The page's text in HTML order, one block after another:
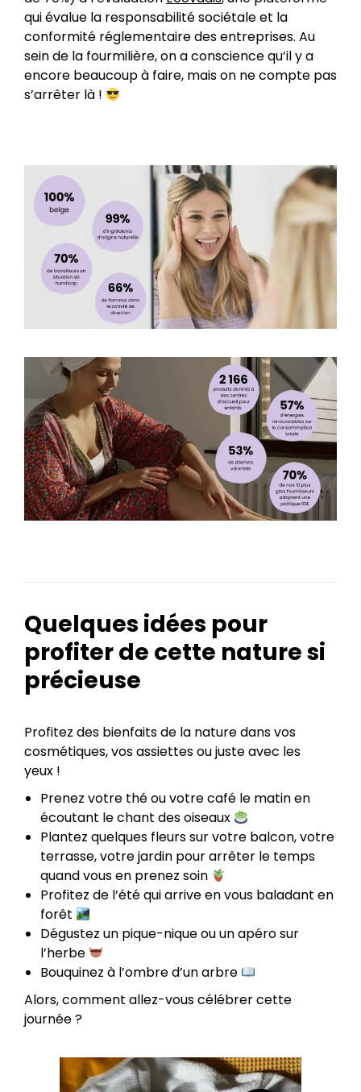
qui évalue la responsabilité sociétale et la
conformité réglementaire des entreprises. Au
sein de la fourmilière, on a conscience qu’il y a
encore beaucoup à faire, mais on ne compte pas
s’arrêter là !
Quelques idées pour
profiter de cette nature si
précieuse
Profitez des bienfaits de la nature dans vos
cosmétiques, vos assiettes ou juste avec les
yeux !
Prenez votre thé ou votre café le matin en
écoutant le chant des oiseaux
Plantez quelques fleurs sur votre balcon, votre
terrasse, votre jardin pour arrêter le temps
quand vous en prenez soin
Profitez de l’été qui arrive en vous baladant en
forêt
Dégustez un pique-nique ou un apéro sur
l’herbe
Bouquinez à l’ombre d’un arbre
Alors, comment allez-vous célébrer cette
journée ?